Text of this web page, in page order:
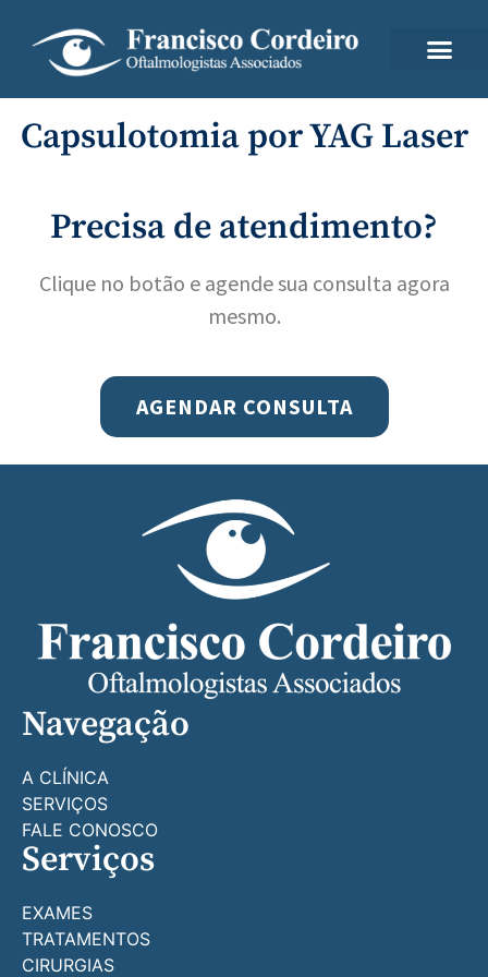
Capsulotomia por YAG Laser
Precisa de atendimento?
Clique no botão e agende sua consulta agora
mesmo.
AGENDAR CONSULTA
Navegação
A CLÍNICA
SERVIÇOS
FALE CONOSCO
Serviços
EXAMES
TRATAMENTOS
CIRURGIAS